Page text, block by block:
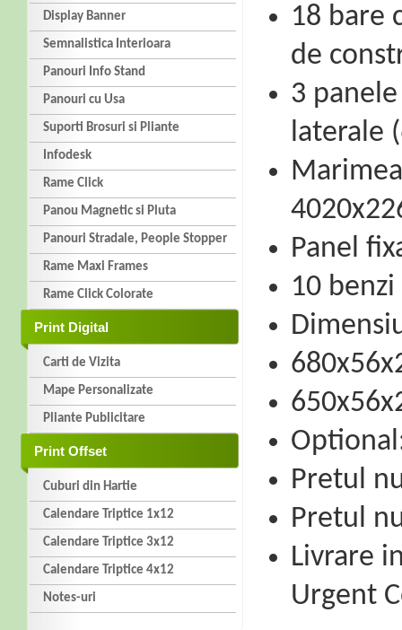
Display Banner
Semnalistica Interioara
Panouri Info Stand
Panouri cu Usa
Suporti Brosuri si Pliante
Infodesk
Rame Click
Panou Magnetic si Pluta
Panouri Stradale, People Stopper
Rame Maxi Frames
Rame Click Colorate
Print Digital
Carti de Vizita
Mape Personalizate
Pliante Publicitare
Print Offset
Cuburi din Hartie
Calendare Triptice 1x12
Calendare Triptice 3x12
Calendare Triptice 4x12
Notes-uri
18 bare
de
3
laterale
Panel
10
Pretul
Pretul
Livrare
Urgent